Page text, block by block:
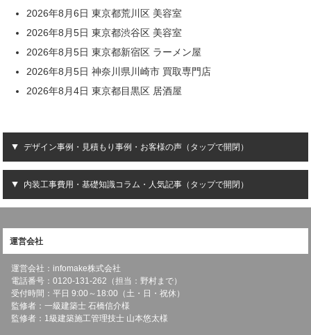
2026年8月6日 東京都荒川区 美容室
2026年8月5日 東京都渋谷区 美容室
2026年8月5日 東京都新宿区 ラーメン屋
2026年8月5日 神奈川県川崎市 買取専門店
2026年8月4日 東京都目黒区 居酒屋
デザイン事例・見積もり事例・お客様の声（タップで開閉）
内装工事費用・基礎知識コラム・人気記事（タップで開閉）
運営会社
運営会社：infomake株式会社
電話番号：0120-131-262（担当：野村まで）
受付時間：平日 9:00～18:00（土・日・祝休）
監修者：一級建築士 石橋信介様
監修者：1級建築施工管理技士 山本悠太様